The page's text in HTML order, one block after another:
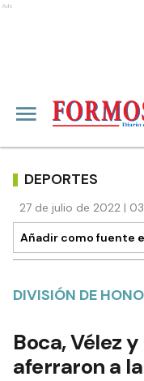
Ads
DEPORTES
27 de julio de 2022 |
Añadir como fuente
DIVISIÓN DE
Boca, Vélez
aferraron a